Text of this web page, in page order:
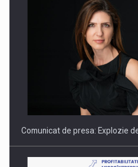
PUTTING ROMANIAN
INTERNATIONAL BUSINESS
Comunicat de presa: Explozie